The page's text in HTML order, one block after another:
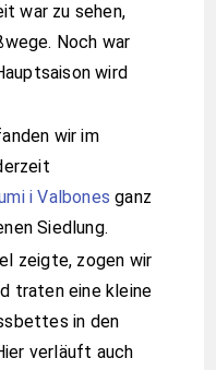
war zu sehen,
Noch war
wird
wir im
i Valbones ganz
Siedlung.
zeigte, zogen wir
traten eine kleine
in den
verläuft auch